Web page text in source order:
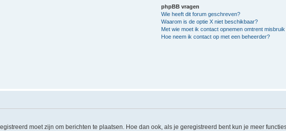
phpBB vragen
Wie heeft dit forum geschreven?
Waarom is de optie X niet beschikbaar?
Met wie moet ik contact opnemen omtrent
Hoe neem ik contact op met een beheerder?
moet zijn om berichten te plaatsen. Hoe dan ook, als je geregistreerd bent kun je meer